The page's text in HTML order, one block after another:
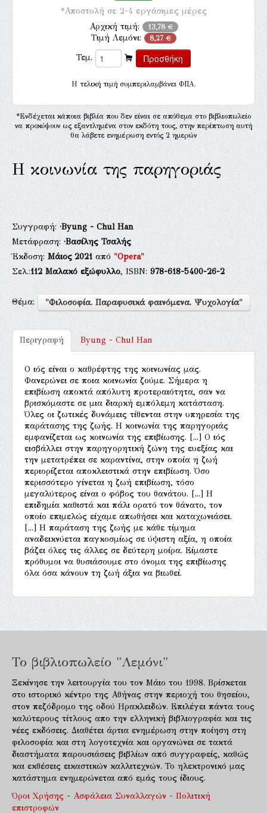
*Αποστολή σε 2-4 εργάσιμες μέρες
Αρχική τιμή: 13,78 €
Τιμή Λεμόνι: 8,27 €
Τεμ.
H τελική τιμή συμπεριλαμβάνει ΦΠΑ.
*Ενδέχεται κάποια βιβλία που δεν είναι σε απόθεμα στο βιβλιοπωλείο
να προκύψουν ως εξαντλημένα στον εκδότη τους, στην περίπτωση αυτή
θα λάβετε ενημέρωση εντός 2 ημερών
Η κοινωνία της παρηγοριάς
Συγγραφή:·Byung - Chul Han
Μετάφραση:·Βασίλης Τσαλής
Έκδοση:Μάιος 2021από"Opera"
Σελ.:112 Μαλακό εξώφυλλο, ISBN:978-618-5400-26-2
Θέμα: "Φιλοσοφία. Παραφυσικά φαινόμενα. Ψυχολογία"
Περιγραφή Byung - Chul Han
Ο ιός είναι ο καθρέφτης της κοινωνίας μας.
Φανερώνει σε ποια κοινωνία ζούμε. Σήμερα η
επιβίωση αποκτά απόλυτη προτεραιότητα, σαν να
βρισκόμαστε σε μια διαρκή εμπόλεμη κατάσταση.
Όλες οι ζωτικές δυνάμεις τίθενται στην υπηρεσία της
παράτασης της ζωής. Η κοινωνία της παρηγοριάς
εμφανίζεται ως κοινωνία της επιβίωσης. [...] Ο ιός
εισβάλλει στην παρηγορητική ζώνη της ευεξίας και
την μετατρέπει σε καραντίνα, στην οποία η ζωή
περιορίζεται αποκλειστικά στην επιβίωση. Όσο
περισσότερο γίνεται η ζωή επιβίωση, τόσο
μεγαλύτερος είναι ο φόβος του θανάτου. [...] Η
επιδημία καθιστά και πάλι ορατό τον θάνατο, τον
οποίο επιμελώς είχαμε απωθήσει και καταχωνιάσει.
[...] Η παράταση της ζωής με κάθε τίμημα
αναδεικνύεται παγκοσμίως σε ύψιστη αξία, η οποία
βάζει όλες τις άλλες σε δεύτερη μοίρα. Είμαστε
πρόθυμοι να θυσιάσουμε στο όνομα της επιβίωσης
όλα όσα κάνουν τη ζωή άξια να βιωθεί.
Το βιβλιοπωλείο "Λεμόνι"
Ξεκίνησε την λειτουργία του τον Μάιο του 1998. Βρίσκεται
στο ιστορικό κέντρο της Αθήνας στην περιοχή του θησείου,
στον πεζόδρομο της οδού Ηρακλειδών. Επιλέγει πάντα τους
καλύτερους τίτλους απο την ελληνική βιβλιογραφία και τις
νέες εκδόσεις. Διαθέτει άρτια ενημέρωση στην ποίηση στη
φιλοσοφία και στη λογοτεχνία και οργανώνει σε τακτά
διαστήματα παρουσιάσεις βιβλίων από συγγραφείς, καθώς
και εκθέσεις εικαστικών καλλιτεχνών. Το ηλεκτρονικό μας
κατάστημα ενημερώνεται από εμάς τους ίδιους.
Όροι Χρήσης - Ασφάλεια Συναλλαγών - Πολιτική
επιστροφών